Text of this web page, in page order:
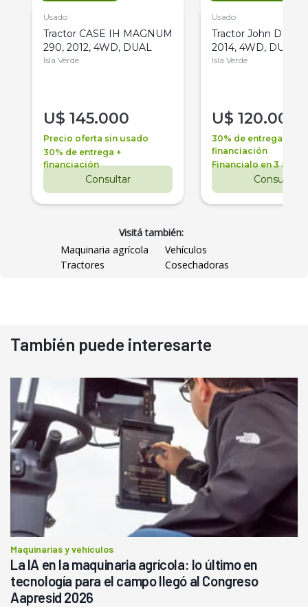
Usado
Tractor CASE IH MAGNUM
290, 2012, 4WD, DUAL
Isla Verde
U$ 145.000
Precio oferta sin usado
30% de entrega +
financiación
Consultar
Usado
Tractor John Deere
2014, 4WD, DUAL
Isla Verde
U$ 120.000
30% de entrega +
financiación
Financialo en 3 años
Consultar
Visitá también:
Maquinaria agrícola
Vehículos
Tractores
Cosechadoras
También puede interesarte
Maquinarias y vehículos
La IA en la maquinaria agrícola: lo último en
tecnología para el campo llegó al Congreso
Aapresid 2026